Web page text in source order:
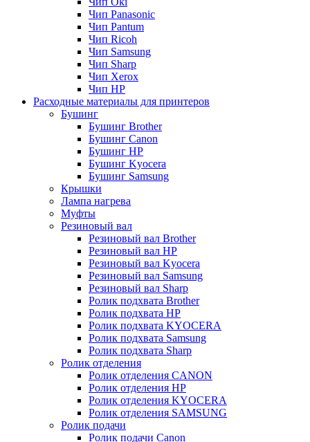
Чип Panasonic
Чип Pantum
Чип Ricoh
Чип Samsung
Чип Sharp
Чип Xerox
Чип НР
Расходные материалы для принтеров
Бушинг
Бушинг Brother
Бушинг Canon
Бушинг HP
Бушинг Kyocera
Бушинг Samsung
Крышки
Лампа нагрева
Муфты
Резиновый вал
Резиновый вал Brother
Резиновый вал HP
Резиновый вал Kyocera
Резиновый вал Samsung
Резиновый вал Sharp
Ролик подхвата Brother
Ролик подхвата HP
Ролик подхвата KYOCERA
Ролик подхвата Samsung
Ролик подхвата Sharp
Ролик отделения
Ролик отделения CANON
Ролик отделения HP
Ролик отделения KYOCERA
Ролик отделения SAMSUNG
Ролик подачи
Ролик подачи Canon